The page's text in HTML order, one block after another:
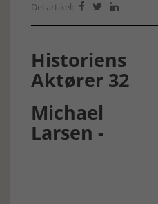
Del artikel:   
Historiens
Aktører 32
Michael
Larsen -